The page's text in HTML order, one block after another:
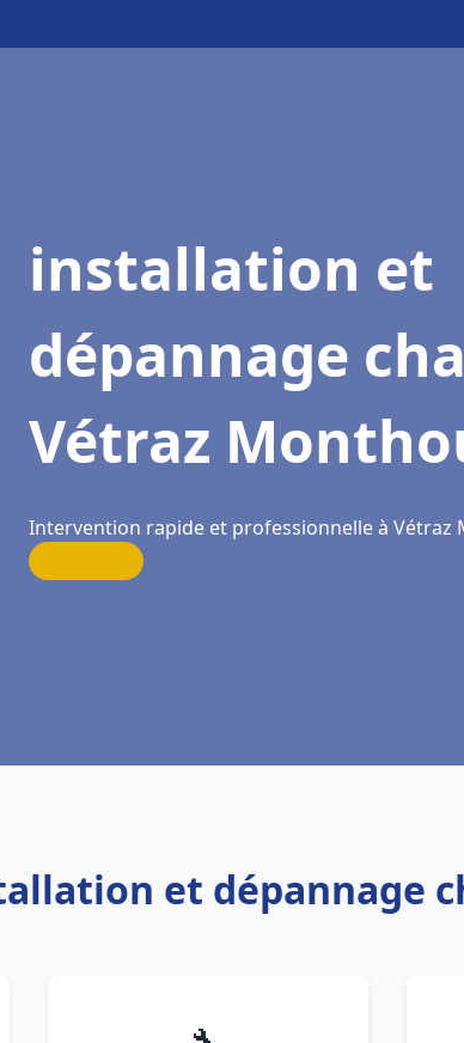
installation et
dépannage
Vétraz
Intervention rapide et professionnelle à Vétraz
et dépannage